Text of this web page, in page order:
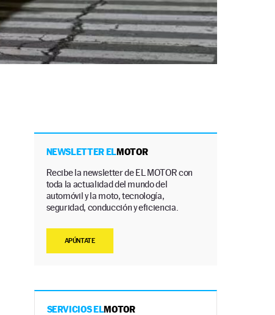
NEWSLETTER ELMOTOR
Recibe la newsletter de EL MOTOR con
toda la actualidad del mundo del
automóvil y la moto, tecnología,
seguridad, conducción y eficiencia.
APÚNTATE
SERVICIOS ELMOTOR